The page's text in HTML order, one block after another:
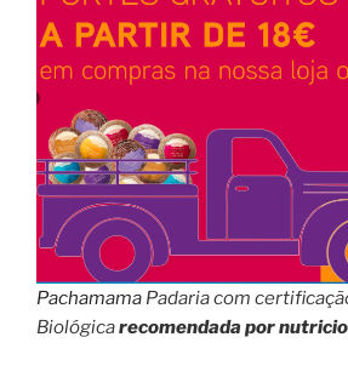
Pachamama Padaria com
Biológicarecomendada por